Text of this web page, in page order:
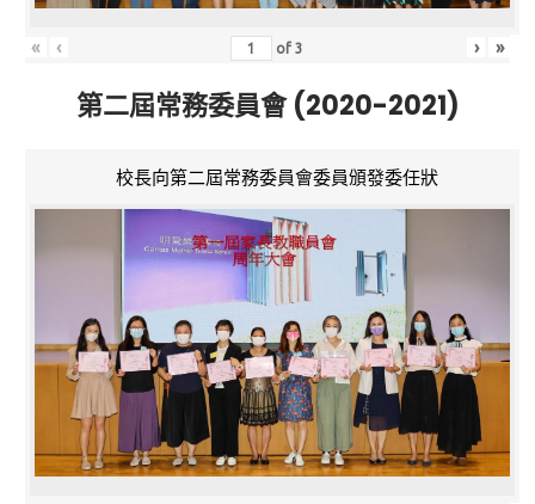
« ‹ of3 › »
第二屆常務委員會 (2020-2021)
校長向第二屆常務委員會委員頒發委任狀